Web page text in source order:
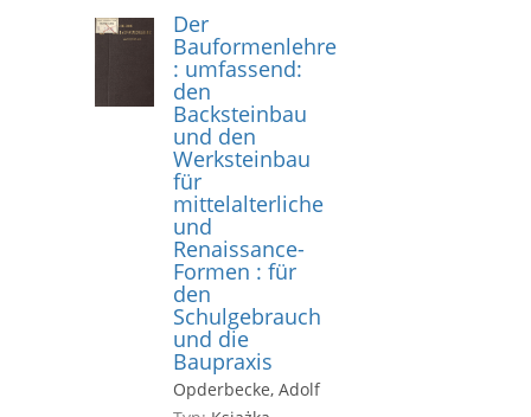
Der
Bauformenlehre
: umfassend:
den
Backsteinbau
und den
Werksteinbau
für
mittelalterliche
und
Renaissance-
Formen : für
den
Schulgebrauch
und die
Baupraxis
Opderbecke, Adolf